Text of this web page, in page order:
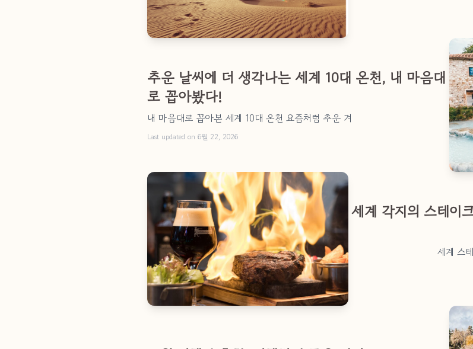
추운 날씨에 더 생각나는 세계 10대 온천, 내 마음대
로 꼽아봤다!
내 마음대로 꼽아본 세계 10대 온천 요즘처럼 추운 겨
Last updated on 6월 22, 2026
세계 각지의 스테이
세계 스